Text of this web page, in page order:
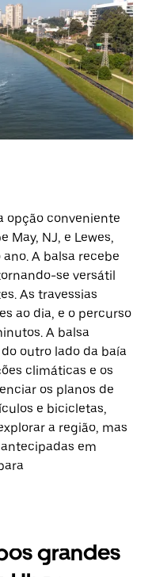
opção conveniente
May, NJ, e Lewes,
A balsa recebe
se versátil
As travessias
ao dia, e o percurso
A balsa
outro lado da baía
climáticas e os
os planos de
e bicicletas,
a região, mas
em
grandes